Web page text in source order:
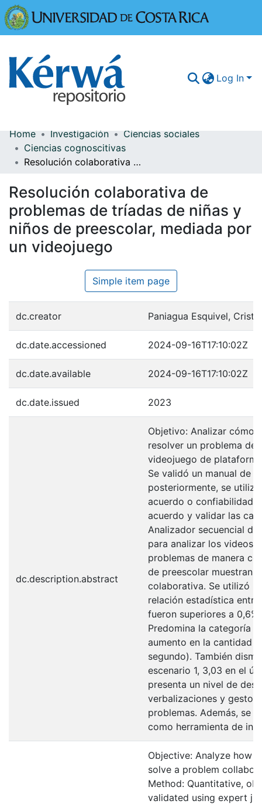
Log In
Communities & Collections
More Information
Browse Kérwá
Statistics
Home Investigación
Ciencias sociales
Ciencias cognoscitivas
Resolución colaborativa de problemas de tríadas de niñas y niños de preescolar, mediada por un videojuego
Resolución colaborativa de
problemas de tríadas de niñas y
niños de preescolar, mediada por
un videojuego
Simple item page
dc.creator Paniagua Esquivel,
dc.date.accessioned 2024-09-16T17:10:02Z
dc.date.available 2024-09-16T17:10:02Z
dc.date.issued 2023
dc.description.abstract
Objetivo: Analizar cómo
resolver un problema de
videojuego de
Se validó un manual de
posteriormente, se
acuerdo o confiabilidad
acuerdo y validar las
Analizador secuencial
para analizar los videos
problemas de manera
de preescolar muestran
colaborativa. Se utilizó
relación estadística
fueron superiores a
Predomina la categoría
aumento en la cantidad
segundo). También
escenario 1, 3,03 en el
presenta un nivel de
verbalizaciones y
problemas. Además, se
como herramienta de
Objective: Analyze how
solve a problem
Method: Quantitative,
validated using expert